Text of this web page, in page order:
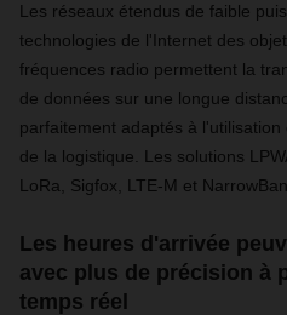
Les réseaux étendus de faible
technologies de l'Internet des
fréquences radio permettent la
de données sur une longue
parfaitement adaptés à
de la logistique. Les solutions
LoRa, Sigfox, LTE-M et
Les heures d'arrivée
avec plus de précision à
temps réel